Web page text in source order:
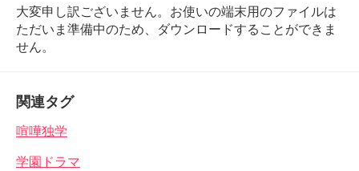
大変申し訳ございません。お使いの端末用のファイルは
ただいま準備中のため、ダウンロードすることができま
せん。
関連タグ
喧嘩独学
学園ドラマ